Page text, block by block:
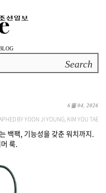
6월 04, 2026
BY YOON JI YOUNG, KIM YOU TAE
백팩, 기능성을 갖춘 워치까지.
룩.